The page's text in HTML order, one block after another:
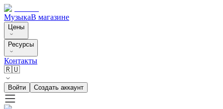
МузыкаВ магазине
Цены
Ресурсы
Контакты
🇷🇺
Войти Создать аккаунт